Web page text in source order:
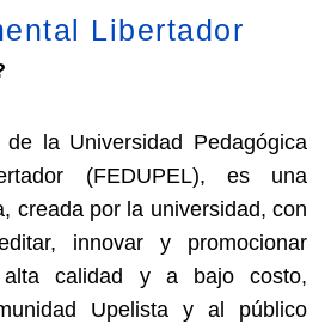
Libertador
la Universidad Pedagógica
(FEDUPEL), es una
creada por la universidad, con
innovar y promocionar
alta calidad y a bajo costo,
Upelista y al público